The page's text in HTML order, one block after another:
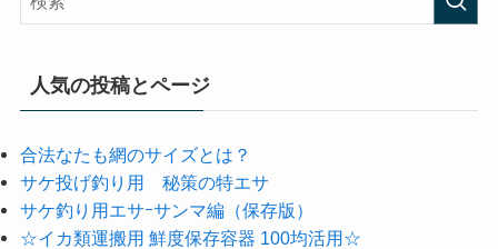
人気の投稿とページ
合法なたも網のサイズとは？
サケ投げ釣り用 秘策の特エサ
サケ釣り用エサｰサンマ編（保存版）
☆イカ類運搬用 鮮度保存容器 100均活用☆